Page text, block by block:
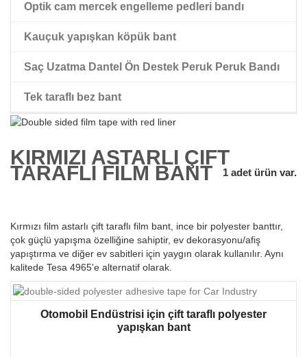
Optik cam mercek engelleme pedleri bandı
Kauçuk yapışkan köpük bant
Saç Uzatma Dantel Ön Destek Peruk Peruk Bandı
Peruk Çift Taraflı Bant
Tek taraflı bez bant
KIRMIZI ASTARLI ÇIFT
TARAFLI FILM BANT 1 adet ürün var.
Kırmızı film astarlı çift taraflı film bant, ince bir polyester banttır,
çok güçlü yapışma özelliğine sahiptir, ev dekorasyonu/afiş
yapıştırma ve diğer ev sabitleri için yaygın olarak kullanılır. Aynı
kalitede Tesa 4965'e alternatif olarak.
Otomobil Endüstrisi için çift taraflı polyester
yapışkan bant